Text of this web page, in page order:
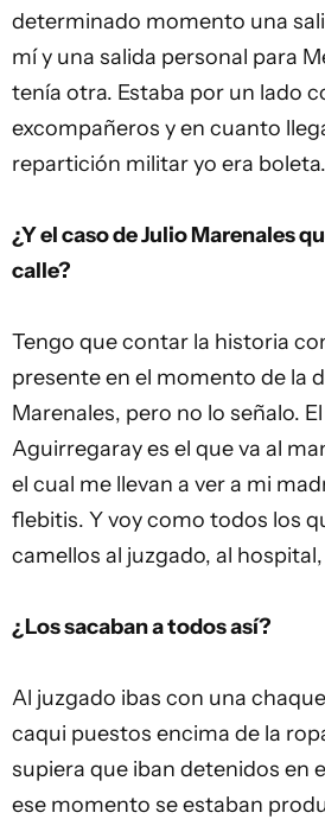
determinado momento una
mí y una salida personal para
tenía otra. Estaba por un lado
excompañeros y en cuanto
repartición militar yo era boleta.
¿Y el caso de Julio Marenales
calle?
Tengo que contar la historia
presente en el momento de la
Marenales, pero no lo señalo.
Aguirregaray es el que va al
el cual me llevan a ver a mi
flebitis. Y voy como todos los
camellos al juzgado, al
¿Los sacaban a todos así?
Al juzgado ibas con una
caqui puestos encima de la
supiera que iban detenidos en
ese momento se estaban